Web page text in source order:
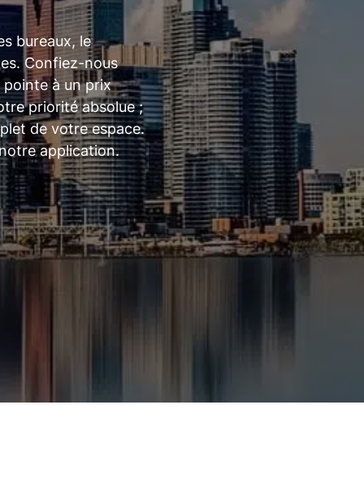
bureaux, le
Confiez-nous
à un prix
priorité absolue ;
de votre espace.
application.